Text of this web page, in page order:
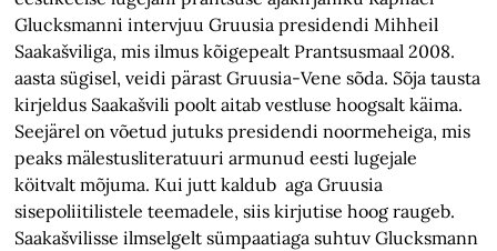
Glucksmanni intervjuu Gruusia presidendi Mihheil
Saakašviliga, mis ilmus kõigepealt Prantsusmaal 2008.
aasta sügisel, veidi pärast Gruusia-Vene sõda. Sõja tausta
kirjeldus Saakašvili poolt aitab vestluse hoogsalt käima.
Seejärel on võetud jutuks presidendi noormeheiga, mis
peaks mälestusliteratuuri armunud eesti lugejale
köitvalt mõjuma. Kui jutt kaldub aga Gruusia
sisepoliitilistele teemadele, siis kirjutise hoog raugeb.
Saakašvilisse ilmselgelt sümpaatiaga suhtuv Glucksmann